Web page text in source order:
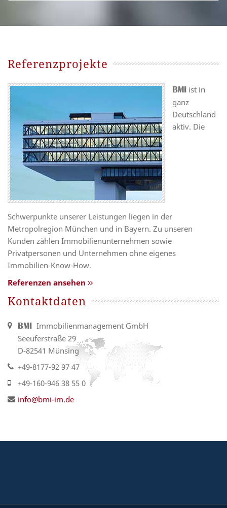
Referenzprojekte
BMI ist in
ganz
Deutschland
aktiv. Die
Schwerpunkte unserer Leistungen liegen in der
Metropolregion München und in Bayern. Zu unseren
Kunden zählen Immobilienunternehmen sowie
Privatpersonen und Unternehmen ohne eigenes
Immobilien-Know-How.
Referenzen ansehen
Kontaktdaten
BMI Immobilienmanagement GmbH
Seeuferstraße 29
D-82541 Münsing
+49-8177-92 97 47
+49-160-946 38 55 0
info@bmi-im.de